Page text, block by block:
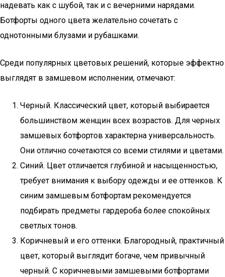
надевать как с шубой, так и с вечерними нарядами.
Ботфорты одного цвета желательно сочетать с
однотонными блузами и рубашками.
Среди популярных цветовых решений, которые эффектно
выглядят в замшевом исполнении, отмечают:
Черный. Классический цвет, который выбирается
большинством женщин всех возрастов. Для черных
замшевых ботфортов характерна универсальность.
Они отлично сочетаются со всеми стилями и цветами.
Синий. Цвет отличается глубиной и насыщенностью,
требует внимания к выбору одежды и ее оттенков. К
синим замшевым ботфортам рекомендуется
подбирать предметы гардероба более спокойных
светлых тонов.
Коричневый и его оттенки. Благородный, практичный
цвет, который выглядит богаче, чем привычный
черный. С коричневыми замшевыми ботфортами